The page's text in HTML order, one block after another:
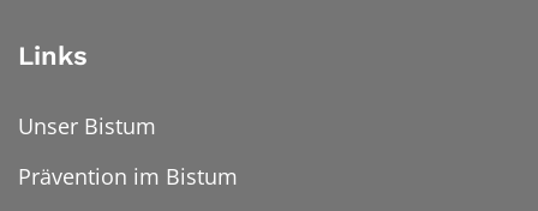
Links
Unser Bistum
Prävention im Bistum